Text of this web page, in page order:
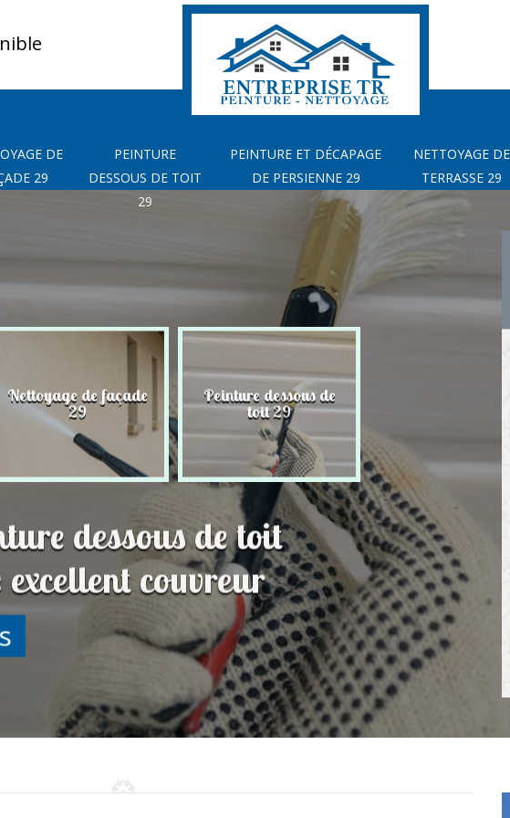
DE
29
PEINTURE
DESSOUS DE TOIT
29
PEINTURE ET DÉCAPAGE
DE PERSIENNE 29
NETTOYAGE DE
TERRASSE 29
Nettoyage de façade
29
Peinture dessous de
toit 29
dessous de toit
couvreur